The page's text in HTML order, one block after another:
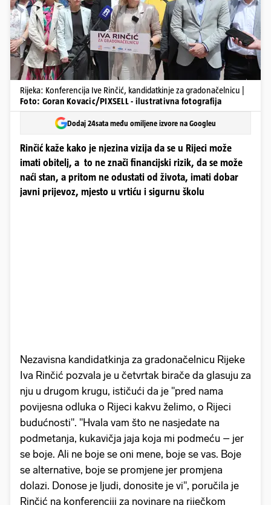
Rijeka: Konferencija Ive Rinčić, kandidatkinje za gradonačelnicu |
Foto: Goran Kovacic/PIXSELL - ilustrativna fotografija
Dodaj 24sata među omiljene izvore na Googleu
Rinčić kaže kako je njezina vizija da se u Rijeci može
imati obitelj, a to ne znači financijski rizik, da se može
naći stan, a pritom ne odustati od života, imati dobar
javni prijevoz, mjesto u vrtiću i sigurnu školu
Nezavisna kandidatkinja za gradonačelnicu Rijeke
Iva Rinčić pozvala je u četvrtak birače da glasuju za
nju u drugom krugu, ističući da je "pred nama
povijesna odluka o Rijeci kakvu želimo, o Rijeci
budućnosti". "Hvala vam što ne nasjedate na
podmetanja, kukavičja jaja koja mi podmeću – jer
se boje. Ali ne boje se oni mene, boje se vas. Boje
se alternative, boje se promjene jer promjena
dolazi. Donose je ljudi, donosite je vi", poručila je
Rinčić na konferenciji za novinare na riječkom